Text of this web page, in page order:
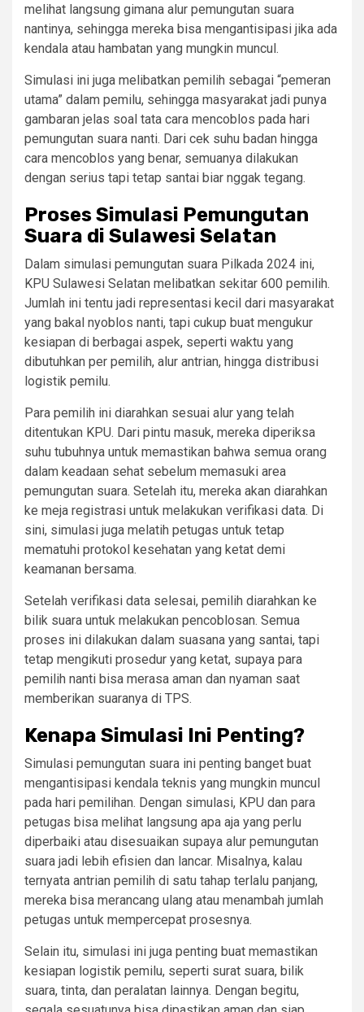
melihat langsung gimana alur pemungutan suara
nantinya, sehingga mereka bisa mengantisipasi jika ada
kendala atau hambatan yang mungkin muncul.
Simulasi ini juga melibatkan pemilih sebagai “pemeran
utama” dalam pemilu, sehingga masyarakat jadi punya
gambaran jelas soal tata cara mencoblos pada hari
pemungutan suara nanti. Dari cek suhu badan hingga
cara mencoblos yang benar, semuanya dilakukan
dengan serius tapi tetap santai biar nggak tegang.
Proses Simulasi Pemungutan
Suara di Sulawesi Selatan
Dalam simulasi pemungutan suara Pilkada 2024 ini,
KPU Sulawesi Selatan melibatkan sekitar 600 pemilih.
Jumlah ini tentu jadi representasi kecil dari masyarakat
yang bakal nyoblos nanti, tapi cukup buat mengukur
kesiapan di berbagai aspek, seperti waktu yang
dibutuhkan per pemilih, alur antrian, hingga distribusi
logistik pemilu.
Para pemilih ini diarahkan sesuai alur yang telah
ditentukan KPU. Dari pintu masuk, mereka diperiksa
suhu tubuhnya untuk memastikan bahwa semua orang
dalam keadaan sehat sebelum memasuki area
pemungutan suara. Setelah itu, mereka akan diarahkan
ke meja registrasi untuk melakukan verifikasi data. Di
sini, simulasi juga melatih petugas untuk tetap
mematuhi protokol kesehatan yang ketat demi
keamanan bersama.
Setelah verifikasi data selesai, pemilih diarahkan ke
bilik suara untuk melakukan pencoblosan. Semua
proses ini dilakukan dalam suasana yang santai, tapi
tetap mengikuti prosedur yang ketat, supaya para
pemilih nanti bisa merasa aman dan nyaman saat
memberikan suaranya di TPS.
Kenapa Simulasi Ini Penting?
Simulasi pemungutan suara ini penting banget buat
mengantisipasi kendala teknis yang mungkin muncul
pada hari pemilihan. Dengan simulasi, KPU dan para
petugas bisa melihat langsung apa aja yang perlu
diperbaiki atau disesuaikan supaya alur pemungutan
suara jadi lebih efisien dan lancar. Misalnya, kalau
ternyata antrian pemilih di satu tahap terlalu panjang,
mereka bisa merancang ulang atau menambah jumlah
petugas untuk mempercepat prosesnya.
Selain itu, simulasi ini juga penting buat memastikan
kesiapan logistik pemilu, seperti surat suara, bilik
suara, tinta, dan peralatan lainnya. Dengan begitu,